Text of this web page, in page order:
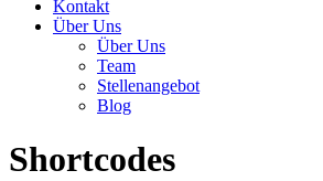
Kontakt
Über Uns
Über Uns
Team
Stellenangebot
Blog
Shortcodes